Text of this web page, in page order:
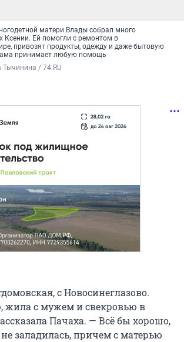
матери Влады собрал много
Ксении. Ей помогли с ремонтом в
привозят продукты, одежду и даже бытовую
принимает любую помощь
Тычинина / 74.RU
с Новосинеглазово.
жила с мужем и свекровью в
Пачаха. — Всё бы хорошо,
заладилась, причем с матерью